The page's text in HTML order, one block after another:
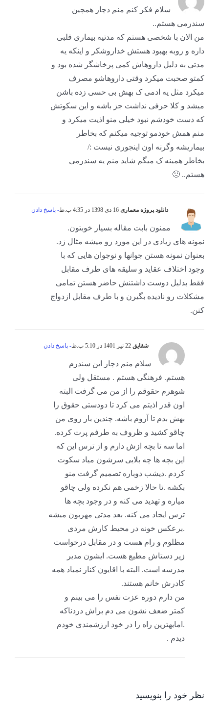
سلام فکر کنم منم دچار همچین
سندرمی هستم..
من الان با شخصی هستم که مدتیه بیماری قلبی
داره و روبه بهبود هستش خداروشکر و اینکه یه
مدتی به دلیل داروهاش کمی پرخاشگر شده بود و
کمتو صحبت میکرد وقتی داروهاشو مصرف
میکرد مثل یه ادمی ک بهش بی حسی زده باشن
میشد و کلا حرفی نداشت جز باشه و این سکوتش
که دست خودشم نبود خیلی منو اذیت میکرد و
منم همش خودمو توجیه میکنم که بخاطر
بیماریشه وگرنه اون اینجوری نیست :/
بخاطر همینه ک میگم شاید منم یه سندرمی
هستم.. 🙁
دانلود پروژه معماری - پاسخ دادن
ممنون بابت مقاله بسیار خوبتون.
نمونه های زیادی در این مورد رو میشه مثال زد.
بعنوان نمونه هستن جوانها و نوجوان هایی که با
وجود اختلاف عقاید و سلیقه های طرف مقابل
فقط بدلیل دوست داشتنش حاضر هستن تمامی
مشکلات رو نادیده بگیرن و با طرف مقابل ازدواج
کنن.
شقایق - پاسخ دادن
سلام منم دچار این سندرم
هستم. فرهنگی هستم . مستقل ولی
شوهرم حقوقم را از من می گرفت البته
اون قدر اذیتم می کرد تا دودستی حقوق را
بهش بدم تا آروم باشه. چندین بار روی من
چاقو کشید و ظروف به طرفم پرت کرده.
اما سه تا بچه ازش دارم و از ترس این که
این بچه ها چه بلایی سرشون میاد سکوت
کردم .دیشب دوباره تصمیم گرفت منو
بکشه .تا حالا زخمی هم نکرده ولی چاقو
میاره و تهدید می کنه و در وجود بچه ها
ترس ایجاد می کنه. بعد مدتی مهربون میشه
.برعکس خونه در محیط کارش مردی
مظلوم و رام هست و در مقابل درخواست
زیر دستاش مطیع هست. ایشون مدیر
مدرسه است. البته با اقایون کنار نمیاد همه
کادرش خانم هستند.
من دارم دوره عزت نفس را می بینم و
کمتر ضعف نشون می دم براش دردناکه
.امابهترین راه را در خود ارزشمندی خودم
دیدم .
نظر خود را بنویسید